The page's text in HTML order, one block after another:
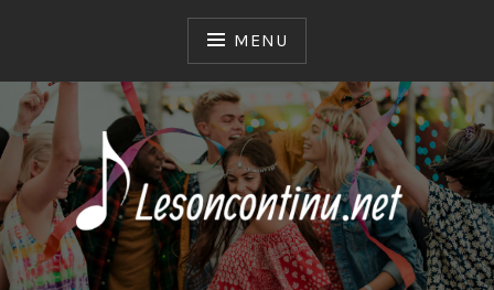
MENU
LESONCONTINU.NET